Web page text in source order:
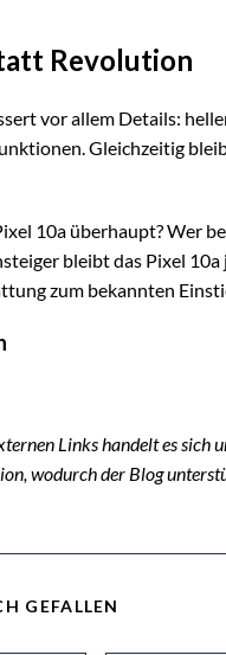
Revolution
vor allem Details:
Gleichzeitig
10a überhaupt? Wer
bleibt das Pixel
zum bekannten
Links handelt es
wodurch der Blog
GEFALLEN